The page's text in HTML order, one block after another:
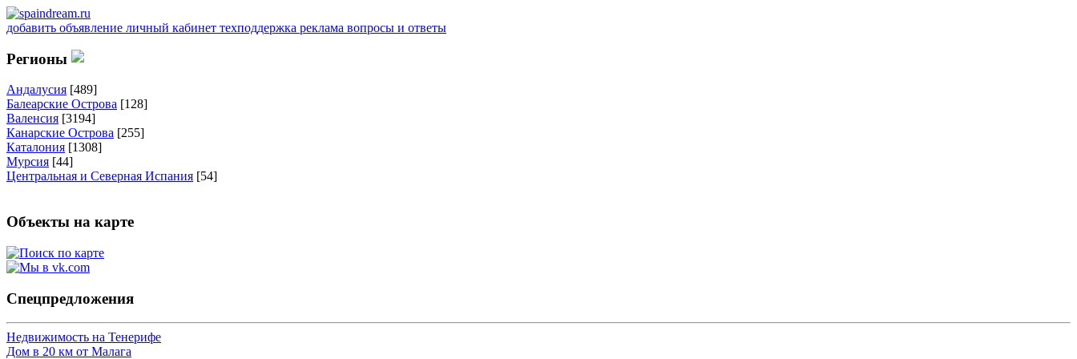
добавить объявление личный кабинет техподдержка реклама вопросы и ответы
Регионы
Андалусия [489]
Балеарские Острова [128]
Валенсия [3194]
Канарские Острова [255]
Каталония [1308]
Мурсия [44]
Центральная и Северная Испания [54]
Объекты на карте
Спецпредложения
Недвижимость на Тенерифе
Дом в 20 км от Малага